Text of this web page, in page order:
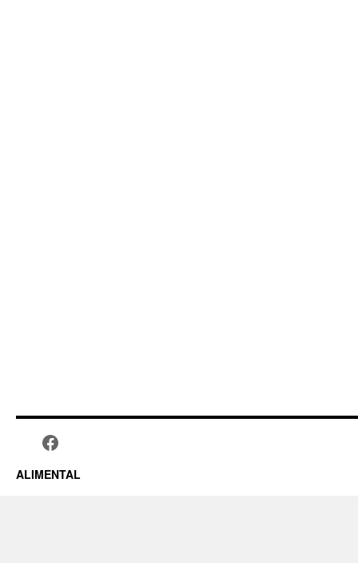
ALIMENTAL